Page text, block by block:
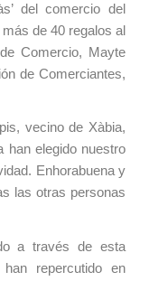
del comercio del
de 40 regalos al
Comercio, Mayte
de Comerciantes,
vecino de Xàbia,
han elegido nuestro
Enhorabuena y
las otras personas
a través de esta
repercutido en